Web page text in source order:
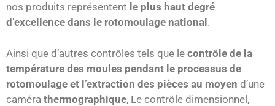
nos produits représentent le plus haut degré
d’excellence dans le rotomoulage national .
Ainsi que d’autres contrôles tels que le contrôle de la
température des moules pendant le processus de
rotomoulage et l’extraction des pièces au moyen d’une
caméra thermographique, Le contrôle dimensionnel,